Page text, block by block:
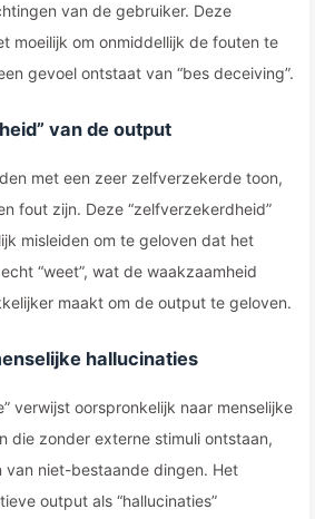
van de gebruiker. Deze
moeilijk om onmiddellijk de fouten te
gevoel ontstaat van “bes deceiving”.
van de output
met een zeer zelfverzekerde toon,
fout zijn. Deze “zelfverzekerdheid”
misleiden om te geloven dat het
“weet”, wat de waakzaamheid
maakt om de output te geloven.
hallucinaties
verwijst oorspronkelijk naar menselijke
die zonder externe stimuli ontstaan,
van niet-bestaande dingen. Het
output als “hallucinaties”